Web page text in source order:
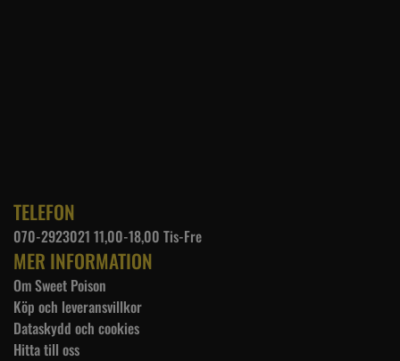
TELEFON
070-2923021 11,00-18,00 Tis-Fre
MER INFORMATION
Om Sweet Poison
Köp och leveransvillkor
Dataskydd och cookies
Hitta till oss